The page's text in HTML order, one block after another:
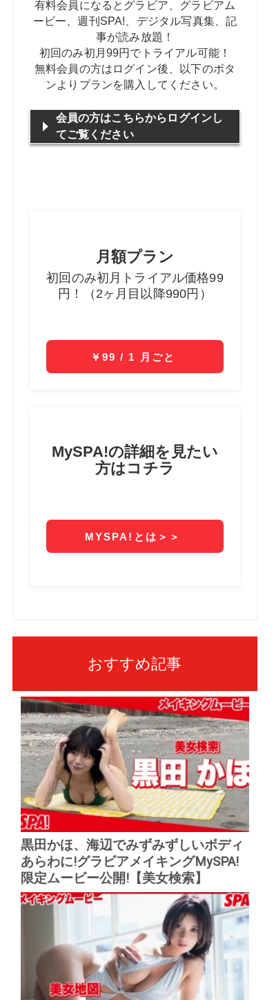
おすすめ記事
黒田かほ、海辺でみずみずしいボディ
あらわに!グラビアメイキングMySPA!
限定ムービー公開!【美女検索】